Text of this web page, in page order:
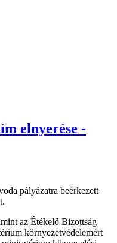
elnyerése -
pályázatra beérkezett
az Étékelő Bizottság
környezetvédelemért